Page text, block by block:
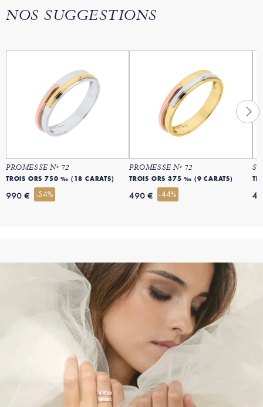
NOS SUGGESTIONS
PROMESSE Nº 72
TROIS ORS 750 ‰ (18 CARATS)
990 € -54%
PROMESSE Nº 72
TROIS ORS 375 ‰ (9 CARATS)
490 € -44%